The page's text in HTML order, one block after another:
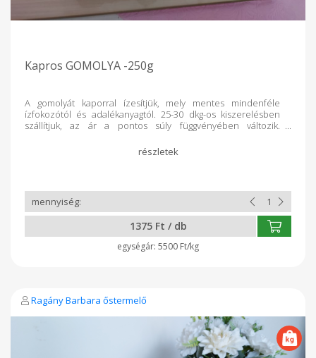
Kapros GOMOLYA -250g
A gomolyát kaporral ízesítjük, mely mentes mindenféle
ízfokozótól és adalékanyagtól. 25-30 dkg-os kiszerelésben
szállítjuk, az ár a pontos súly függvényében változik.
1375 Ft / db
5500 Ft/kg
Ragány Barbara őstermelő